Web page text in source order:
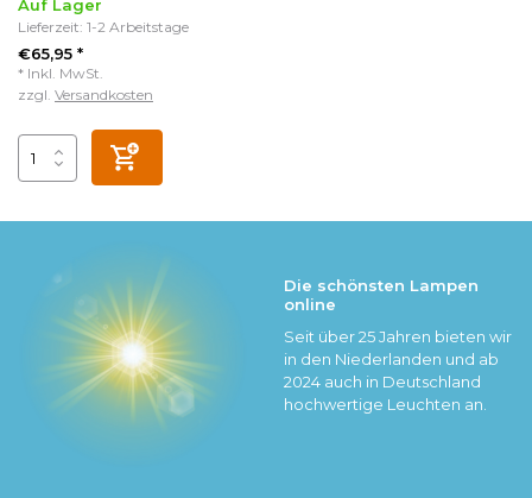
Auf Lager
Lieferzeit: 1-2 Arbeitstage
€65,95 *
* Inkl. MwSt.
zzgl. Versandkosten
Die schönsten Lampen
online
Seit über 25 Jahren bieten wir
in den Niederlanden und ab
2024 auch in Deutschland
hochwertige Leuchten an.